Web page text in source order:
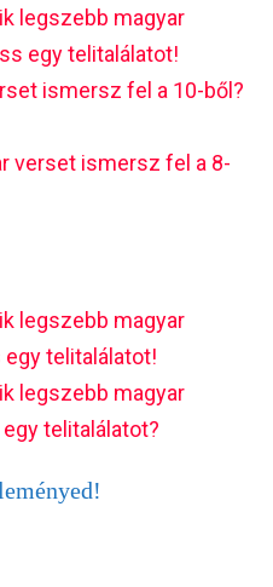
legszebb magyar
egy telitalálatot!
ismersz fel a 10-ből?
verset ismersz fel a 8-
legszebb magyar
telitalálatot!
legszebb magyar
telitalálatot?